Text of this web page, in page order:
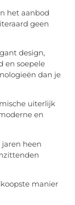
het aanbod
geen
design,
en soepele
dan je
uiterlijk
en
heen
manier